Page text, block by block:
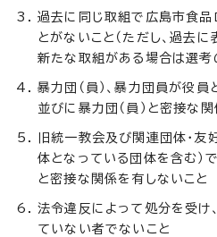
過去に同じ取組で広島市食品
とがないこと（ただし、過去
新たな取組がある場合は選考
暴力団（員）、暴力団員が役
並びに暴力団（員）と密接な
旧統一教会及び関連団体・友
体となっている団体を含む）
と密接な関係を有しないこと
法令違反によって処分を受け
ていない者でないこと